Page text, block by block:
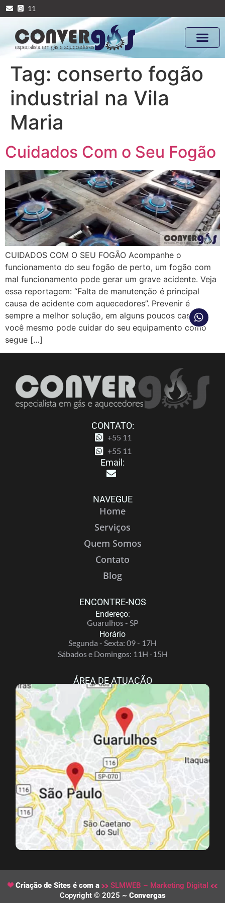
11
Tag: conserto fogão
industrial na Vila
Maria
Cuidados Com o Seu Fogão
CUIDADOS COM O SEU FOGÃO Acompanhe o
funcionamento do seu fogão de perto, um fogão com
mal funcionamento pode gerar um grave acidente. Veja
essa reportagem: “Falta de manutenção é principal
causa de acidente com aquecedores”. Prevenir é
sempre a melhor solução, em alguns poucos casos
você mesmo pode cuidar do seu equipamento como
segue […]
CONTATO:
+55 11
+55 11
Email:
NAVEGUE
Home
Serviços
Quem Somos
Contato
Blog
ENCONTRE-NOS
Endereço:
Guarulhos - SP
Horário
Segunda - Sexta: 09 - 17H
Sábados e Domingos: 11H -15H
ÁREA DE ATUAÇÃO
Criação de Sites é com a
SLMWEB – Marketing Digital
Copyright © 2025 ~ Convergas